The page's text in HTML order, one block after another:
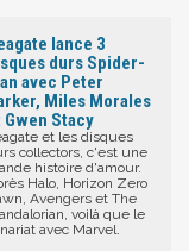
lance 3
durs Spider-
avec Peter
Miles Morales
Gwen Stacy
et les disques
collectors, c'est une
histoire d'amour.
Halo, Horizon Zero
Avengers et The
voilà que le
avec Marvel.